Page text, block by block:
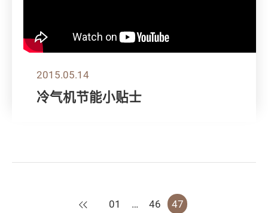
2015.05.14
冷气机节能小贴士
上一页
01 … 46 47